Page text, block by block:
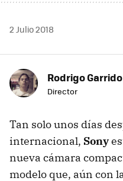
2 Julio 2018
Rodrigo Garrido
Director
Tan solo unos días
internacional, Sony
nueva cámara
modelo que, aún con